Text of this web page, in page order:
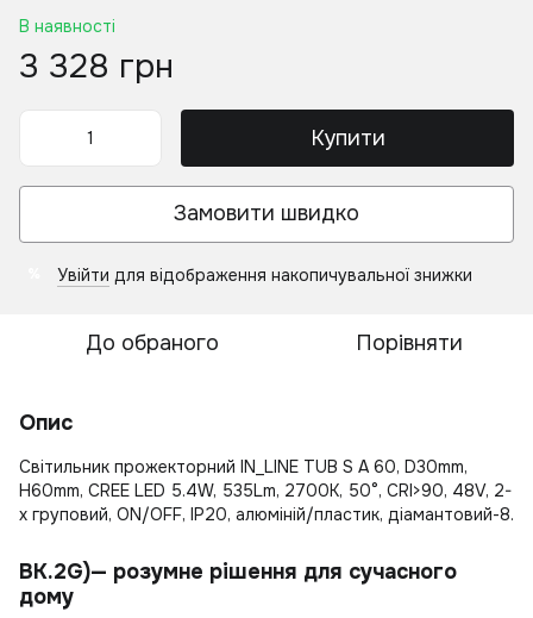
В наявності
3 328 грн
Купити
Замовити швидко
Увійти для відображення накопичувальної знижки
До обраного Порівняти
Опис
Світильник прожекторний IN_LINE TUB S A 60, D30mm,
H60mm, CREE LED 5.4W, 535Lm, 2700К, 50°, CRI>90, 48V, 2-
х груповий, ON/OFF, IP20, алюміній/пластик, діамантовий-8.
BK.2G)— розумне рішення для сучасного
дому